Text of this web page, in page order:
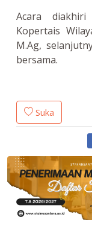
Acara
Kopertais
M.Ag,
bersama.
Suka